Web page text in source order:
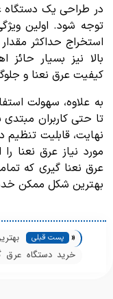
در طراحی یک دستگاه
توجه شود. اولین
استخراج حداکثر
بالا نیز بسیار
کیفیت عرق نعنا و
به علاوه، سهولت
تا حتی کاربران مبتدی
نهایت، قابلیت تنظیم
مورد نیاز عرق نعنا
عرق نعنا گیری که
بهترین شکل ممکن
« پست قبلی
خرید دستگاه عرق